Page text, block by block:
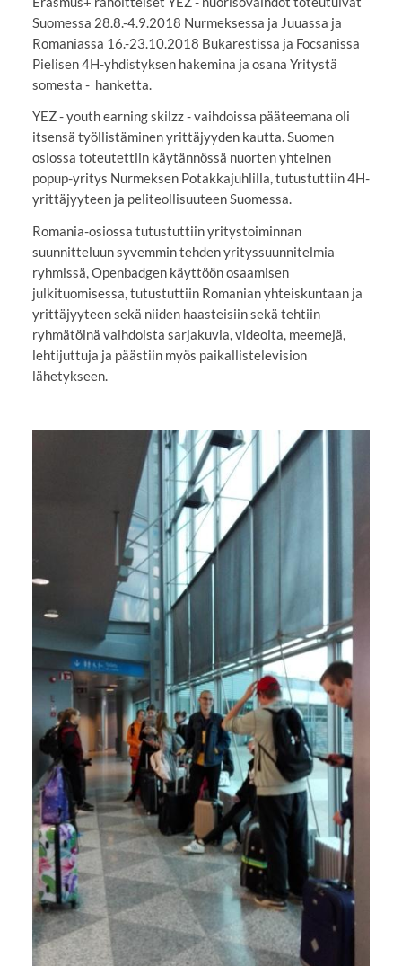
Suomessa 28.8.-4.9.2018 Nurmeksessa ja Juuassa ja
Romaniassa 16.-23.10.2018 Bukarestissa ja Focsanissa
Pielisen 4H-yhdistyksen hakemina ja osana Yritystä
somesta - hanketta.
YEZ - youth earning skilzz - vaihdoissa pääteemana oli
itsensä työllistäminen yrittäjyyden kautta. Suomen
osiossa toteutettiin käytännössä nuorten yhteinen
popup-yritys Nurmeksen Potakkajuhlilla, tutustuttiin 4H-
yrittäjyyteen ja peliteollisuuteen Suomessa.
Romania-osiossa tutustuttiin yritystoiminnan
suunnitteluun syvemmin tehden yrityssuunnitelmia
ryhmissä, Openbadgen käyttöön osaamisen
julkituomisessa, tutustuttiin Romanian yhteiskuntaan ja
yrittäjyyteen sekä niiden haasteisiin sekä tehtiin
ryhmätöinä vaihdoista sarjakuvia, videoita, meemejä,
lehtijuttuja ja päästiin myös paikallistelevision
lähetykseen.